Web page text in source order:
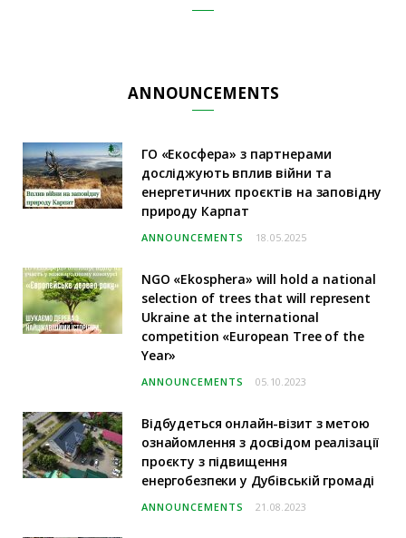
ANNOUNCEMENTS
ГО «Екосфера» з партнерами
досліджують вплив війни та
енергетичних проєктів на заповідну
природу Карпат
ANNOUNCEMENTS 18.05.2025
NGO «Ekosphera» will hold a national
selection of trees that will represent
Ukraine at the international
competition «European Tree of the
Year»
ANNOUNCEMENTS 05.10.2023
Відбудеться онлайн-візит з метою
ознайомлення з досвідом реалізації
проєкту з підвищення
енергобезпеки у Дубівській громаді
ANNOUNCEMENTS 21.08.2023